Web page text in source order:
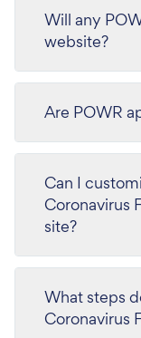
Will any
website?
Are POWR
Can I
Coronavirus
site?
What steps
Coronavirus